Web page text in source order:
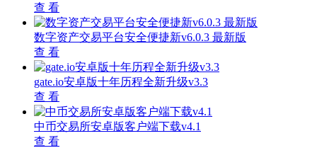
查 看
数字资产交易平台安全便捷新v6.0.3 最新版
查 看
gate.io安卓版十年历程全新升级v3.3
查 看
中币交易所安卓版客户端下载v4.1
查 看